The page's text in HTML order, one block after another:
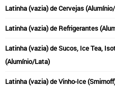
Latinha (vazia) de Cervejas
Latinha (vazia) de Refrigerantes
Latinha (vazia) de Sucos, Ice Tea,
(Alumínio/Lata)
Latinha (vazia) de Vinho-Ice